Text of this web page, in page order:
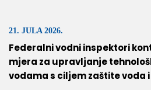
21. JULA 2026.
Federalni vodni inspektori
mjera za upravljanje
vodama s ciljem zaštite voda